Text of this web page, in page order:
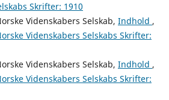
Skrifter: 1910
Videnskabers Selskab, Indhold ,
Videnskabers Selskabs Skrifter:
Videnskabers Selskab, Indhold ,
Videnskabers Selskabs Skrifter: